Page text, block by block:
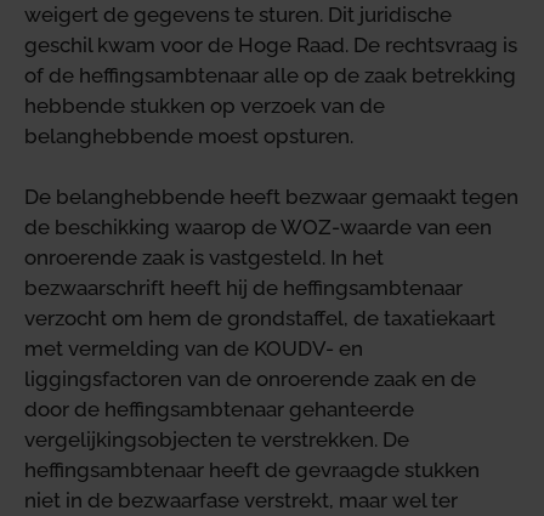
weigert de gegevens te sturen. Dit juridische
geschil kwam voor de Hoge Raad. De rechtsvraag is
of de heffingsambtenaar alle op de zaak betrekking
hebbende stukken op verzoek van de
belanghebbende moest opsturen.
De belanghebbende heeft bezwaar gemaakt tegen
de beschikking waarop de WOZ-waarde van een
onroerende zaak is vastgesteld. In het
bezwaarschrift heeft hij de heffingsambtenaar
verzocht om hem de grondstaffel, de taxatiekaart
met vermelding van de KOUDV- en
liggingsfactoren van de onroerende zaak en de
door de heffingsambtenaar gehanteerde
vergelijkingsobjecten te verstrekken. De
heffingsambtenaar heeft de gevraagde stukken
niet in de bezwaarfase verstrekt, maar wel ter